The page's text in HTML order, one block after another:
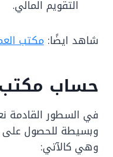
التقويم المالي.
شاهد ايضًا: مكتب
حساب
في السطور
وبسيطة للحصول
وهي كالآتي: